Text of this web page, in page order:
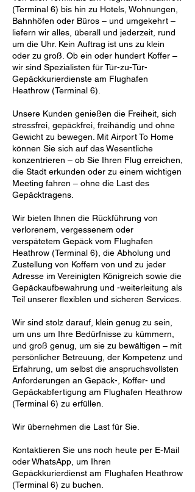
(Terminal 6) bis hin zu Hotels, Wohnungen,
Bahnhöfen oder Büros – und umgekehrt –
liefern wir alles, überall und jederzeit, rund
um die Uhr. Kein Auftrag ist uns zu klein
oder zu groß. Ob ein oder hundert Koffer –
wir sind Spezialisten für Tür-zu-Tür-
Gepäckkurierdienste am Flughafen
Heathrow (Terminal 6).
Unsere Kunden genießen die Freiheit, sich
stressfrei, gepäckfrei, freihändig und ohne
Gewicht zu bewegen. Mit Airport To Home
können Sie sich auf das Wesentliche
konzentrieren – ob Sie Ihren Flug erreichen,
die Stadt erkunden oder zu einem wichtigen
Meeting fahren – ohne die Last des
Gepäcktragens.
Wir bieten Ihnen die Rückführung von
verlorenem, vergessenem oder
verspätetem Gepäck vom Flughafen
Heathrow (Terminal 6), die Abholung und
Zustellung von Koffern von und zu jeder
Adresse im Vereinigten Königreich sowie die
Gepäckaufbewahrung und -weiterleitung als
Teil unserer flexiblen und sicheren Services.
Wir sind stolz darauf, klein genug zu sein,
um uns um Ihre Bedürfnisse zu kümmern,
und groß genug, um sie zu bewältigen – mit
persönlicher Betreuung, der Kompetenz und
Erfahrung, um selbst die anspruchsvollsten
Anforderungen an Gepäck-, Koffer- und
Gepäckabfertigung am Flughafen Heathrow
(Terminal 6) zu erfüllen.
Wir übernehmen die Last für Sie.
Kontaktieren Sie uns noch heute per E-Mail
oder WhatsApp, um Ihren
Gepäckkurierdienst am Flughafen Heathrow
(Terminal 6) zu buchen.